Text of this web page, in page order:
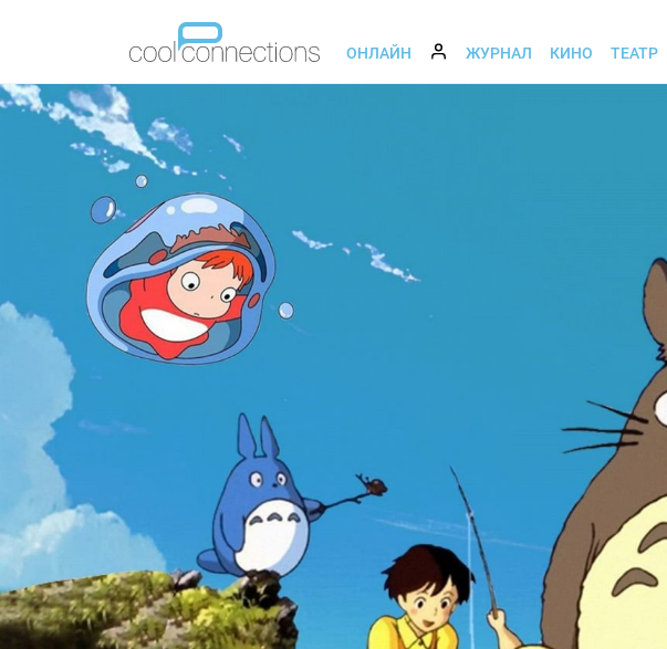
ОНЛАЙН ЖУРНАЛ КИНО ТЕАТР